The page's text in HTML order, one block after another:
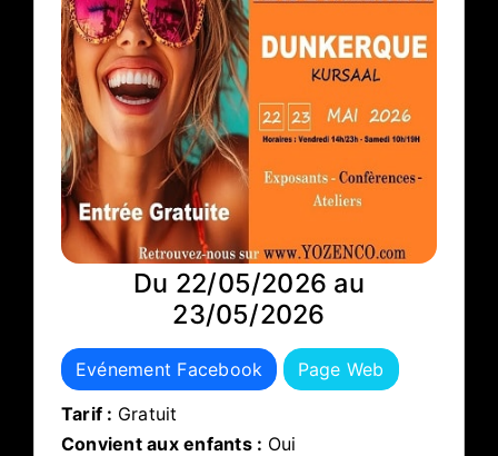
Du 22/05/2026 au
23/05/2026
Evénement Facebook
Page Web
Tarif : Gratuit
Convient aux enfants : Oui